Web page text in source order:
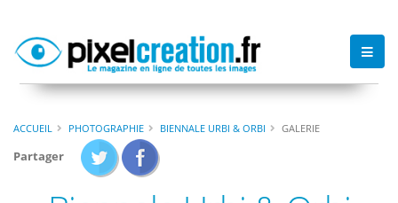
ACCUEIL PHOTOGRAPHIE BIENNALE URBI & ORBI GALERIE
Partager